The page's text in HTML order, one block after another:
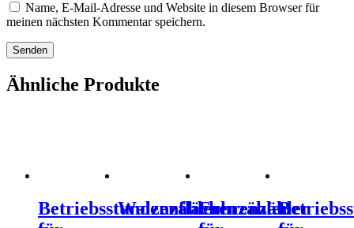
Name, E-Mail-Adresse und Website in diesem Browser für
meinen nächsten Kommentar speichern.
Ähnliche Produkte
Betriebsstundenzähler
Walzenflächenzähler
Fuhrenzähler